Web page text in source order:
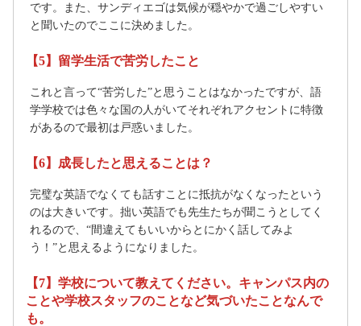
です。また、サンディエゴは気候が穏やかで過ごしやすい
と聞いたのでここに決めました。
【5】留学生活で苦労したこと
これと言って“苦労した”と思うことはなかったですが、語
学学校では色々な国の人がいてそれぞれアクセントに特徴
があるので最初は戸惑いました。
【6】成長したと思えることは？
完璧な英語でなくても話すことに抵抗がなくなったという
のは大きいです。拙い英語でも先生たちが聞こうとしてく
れるので、“間違えてもいいからとにかく話してみよ
う！”と思えるようになりました。
【7】学校について教えてください。キャンパス内の
ことや学校スタッフのことなど気づいたことなんで
も。